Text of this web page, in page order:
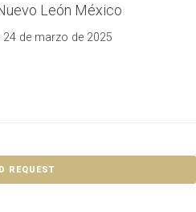
León México
de marzo de 2025
REQUEST